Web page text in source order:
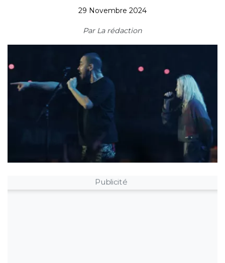
29 Novembre 2024
Par La rédaction
Publicité